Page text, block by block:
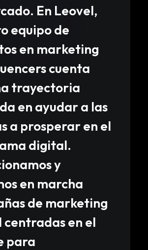
En Leovel,
equipo de
en marketing
cuenta
trayectoria
en ayudar a las
a prosperar en el
digital.
y
en marcha
de marketing
en el
para